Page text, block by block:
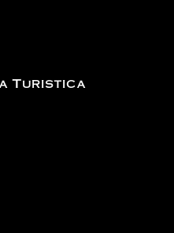
Turistica